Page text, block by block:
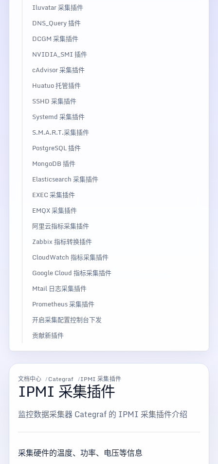
Iluvatar 采集插件
DNS_Query 插件
DCGM 采集插件
NVIDIA_SMI 插件
cAdvisor 采集插件
Huatuo 托管插件
SSHD 采集插件
Systemd 采集插件
S.M.A.R.T.采集插件
PostgreSQL 插件
MongoDB 插件
Elasticsearch 采集插件
EXEC 采集插件
EMQX 采集插件
阿里云指标采集插件
Zabbix 指标转换插件
CloudWatch 指标采集插件
Google Cloud 指标采集插件
Mtail 日志采集插件
Prometheus 采集插件
开启采集配置控制台下发
贡献新插件
文档中心 Categraf IPMI 采集插件
IPMI 采集插件
监控数据采集器 Categraf 的 IPMI 采集插件介绍
采集硬件的温度、功率、电压等信息